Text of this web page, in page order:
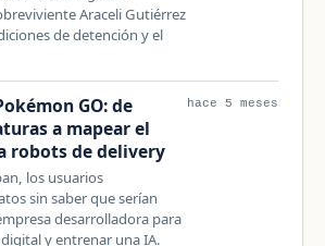
Araceli Gutiérrez
de detención y el
GO: de
a mapear el
robots de delivery
los usuarios
sin saber que serían
desarrolladora para
y entrenar una IA.
hace 5 meses